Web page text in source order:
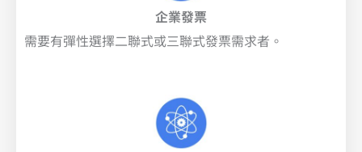
企業發票
需要有彈性選擇二聯式或三聯式發票需求者。